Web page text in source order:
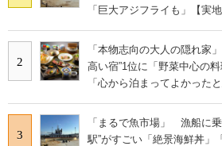
「巨大アジフライも」【実
2
「本物志向の大人の隠れ家
高い宿”1位に「野菜中心の
「心から泊まってよかった
3
「まるで魚市場」 漁船に
駅”がすごい「絶景海鮮丼」